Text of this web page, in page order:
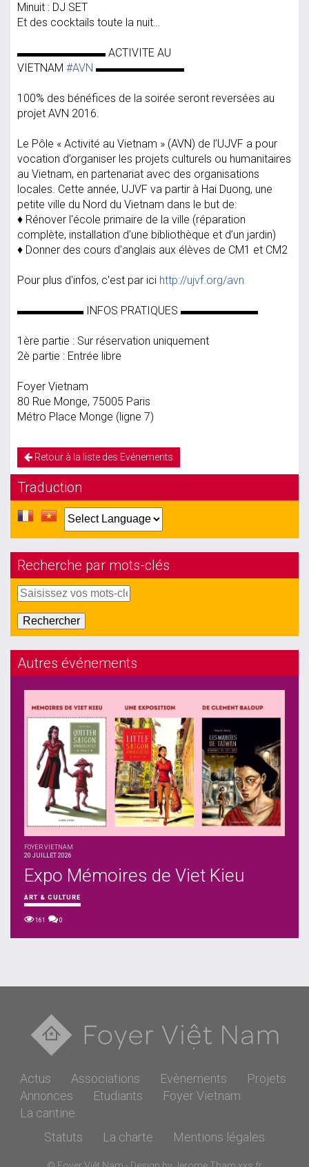
Minuit : DJ SET
Et des cocktails toute la nuit…
▬▬▬▬▬▬▬▬ ACTIVITE AU
VIETNAM #AVN ▬▬▬▬▬▬▬▬
100% des bénéfices de la soirée seront reversées au
projet AVN 2016.
Le Pôle « Activité au Vietnam » (AVN) de l’UJVF a pour
vocation d’organiser les projets culturels ou humanitaires
au Vietnam, en partenariat avec des organisations
locales. Cette année, UJVF va partir à Hai Duong, une
petite ville du Nord du Vietnam dans le but de:
♦ Rénover l'école primaire de la ville (réparation
complète, installation d’une bibliothèque et d’un jardin)
♦ Donner des cours d'anglais aux élèves de CM1 et CM2
Pour plus d'infos, c'est par ici http://ujvf.org/avn
▬▬▬▬▬▬ INFOS PRATIQUES ▬▬▬▬▬▬▬
1ère partie : Sur réservation uniquement
2è partie : Entrée libre
Foyer Vietnam
80 Rue Monge, 75005 Paris
Métro Place Monge (ligne 7)
Retour à la liste des Evénements
Traduction
Recherche par mots-clés
Autres événements
FOYER VIETNAM
20 JUILLET 2026
Expo Mémoires de Viet Kieu
ART & CULTURE
161 0
Actus Associations Evènements
Projets
Annonces
Etudiants
Foyer Vietnam
La cantine
Statuts
La charte Mentions légales